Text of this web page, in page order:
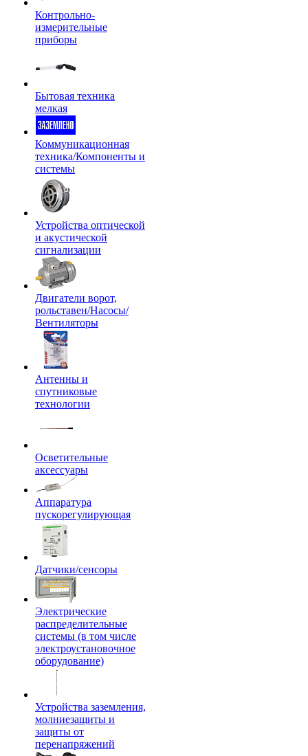
Контрольно-
измерительные
приборы
Бытовая техника
мелкая
Коммуникационная
техника/Компоненты и
системы
Устройства оптической
и акустической
сигнализации
Двигатели ворот,
рольставен/Насосы/
Вентиляторы
Антенны и
спутниковые
технологии
Осветительные
аксессуары
Аппаратура
пускорегулирующая
Датчики/сенсоры
Электрические
распределительные
системы (в том числе
электроустановочное
оборудование)
Устройства заземления,
молниезащиты и
защиты от
перенапряжений